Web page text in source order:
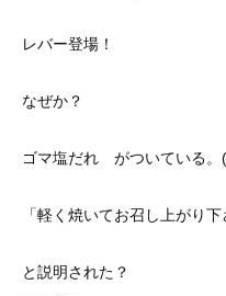
レバー登場！
なぜか？
ゴマ塩だれ がついている。
「軽く焼いてお召し上がり下
と説明された？